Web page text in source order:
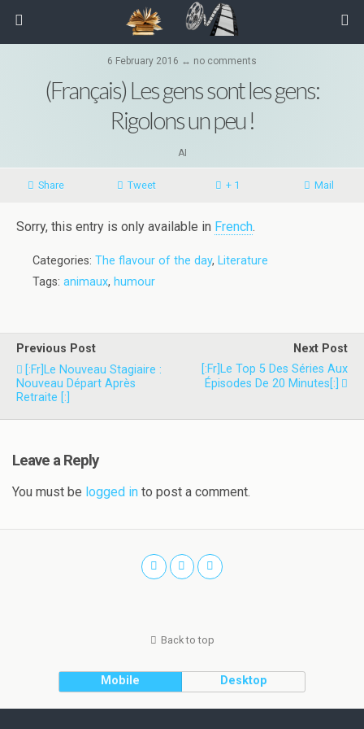
6 February 2016 ↔ no comments
(Français) Les gens sont les gens:
Rigolons un peu !
AI
Share Tweet + 1 Mail
Sorry, this entry is only available in French.
Categories: The flavour of the day, Literature
Tags: animaux, humour
Previous Post
[:fr]Le Nouveau Stagiaire :
Nouveau Départ Après
Retraite [:]
Next Post
[:fr]Le Top 5 Des Séries Aux
Épisodes De 20 Minutes[:]
Leave a Reply
You must be logged in to post a comment.
Back to top
Mobile Desktop